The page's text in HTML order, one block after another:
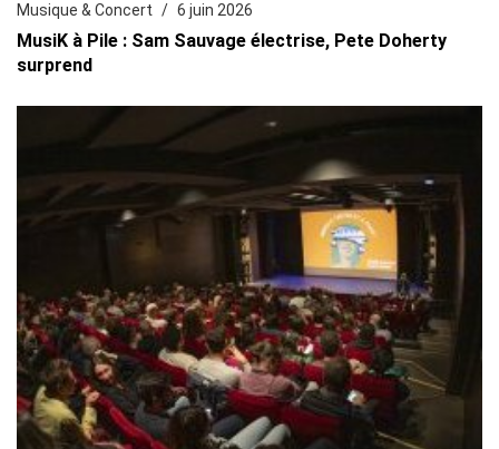
Musique & Concert 6 juin 2026
MusiK à Pile : Sam Sauvage électrise, Pete Doherty
surprend